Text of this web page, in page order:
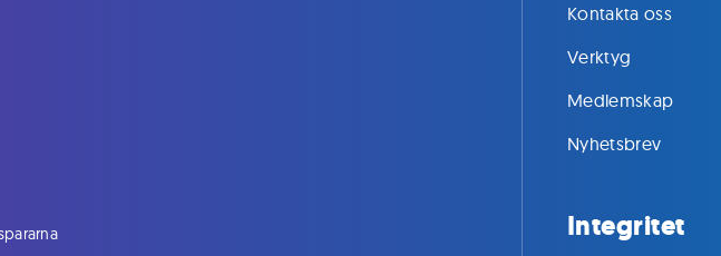
Kontakta oss
Verktyg
Medlemskap
Nyhetsbrev
Integritet